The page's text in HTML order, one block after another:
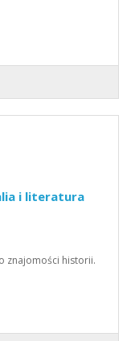
i literatura
znajomości historii.